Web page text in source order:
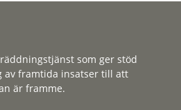
som ger stöd
av framtida insatser till att
är framme.